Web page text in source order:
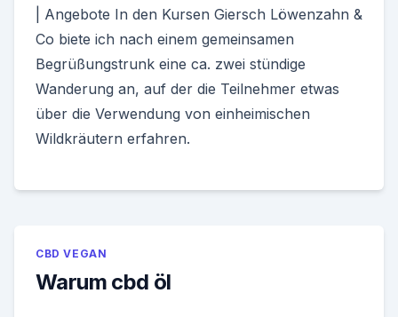
| Angebote In den Kursen Giersch Löwenzahn &
Co biete ich nach einem gemeinsamen
Begrüßungstrunk eine ca. zwei stündige
Wanderung an, auf der die Teilnehmer etwas
über die Verwendung von einheimischen
Wildkräutern erfahren.
CBD VEGAN
Warum cbd öl